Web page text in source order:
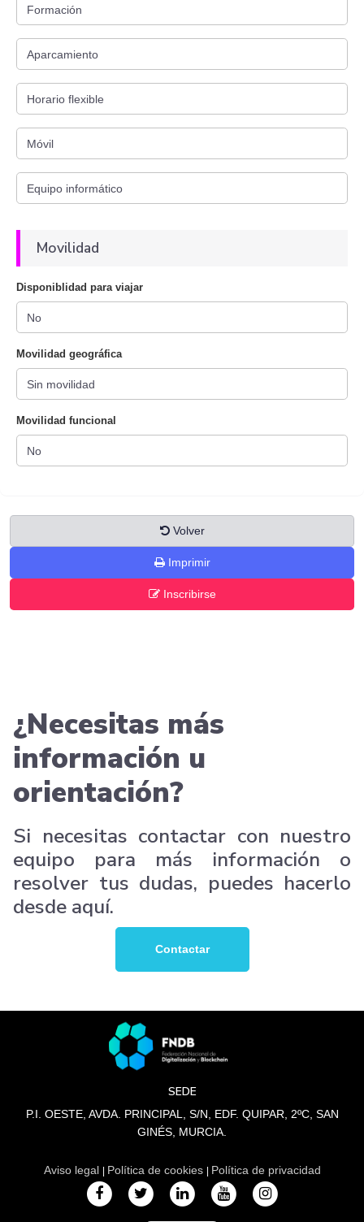
Movilidad
Disponiblidad para viajar
Movilidad geográfica
Movilidad funcional
Volver
Imprimir
Inscribirse
¿Necesitas más
información u
orientación?
Si necesitas contactar con nuestro
equipo para más información o
resolver tus dudas, puedes hacerlo
desde aquí.
Contactar
SEDE
P.I. OESTE, AVDA. PRINCIPAL, S/N, EDF. QUIPAR, 2ºC, SAN
GINÉS, MURCIA.
Aviso legal | Política de cookies | Política de privacidad